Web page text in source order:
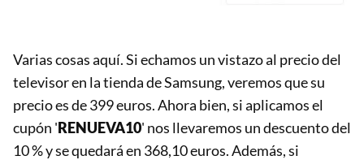
Varias cosas aquí. Si echamos un vistazo al precio del
televisor en la tienda de Samsung, veremos que su
precio es de 399 euros. Ahora bien, si aplicamos el
cupón 'RENUEVA10' nos llevaremos un descuento del
10 % y se quedará en 368,10 euros. Además, si